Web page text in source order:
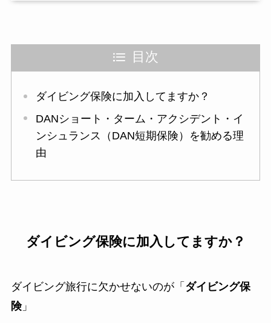
目次
ダイビング保険に加入してますか？
DANショート・ターム・アクシデント・イ
ンシュランス（DAN短期保険）を勧める理
由
ダイビング保険に加入してますか？
ダイビング旅行に欠かせないのが「 ダイビング保
険」